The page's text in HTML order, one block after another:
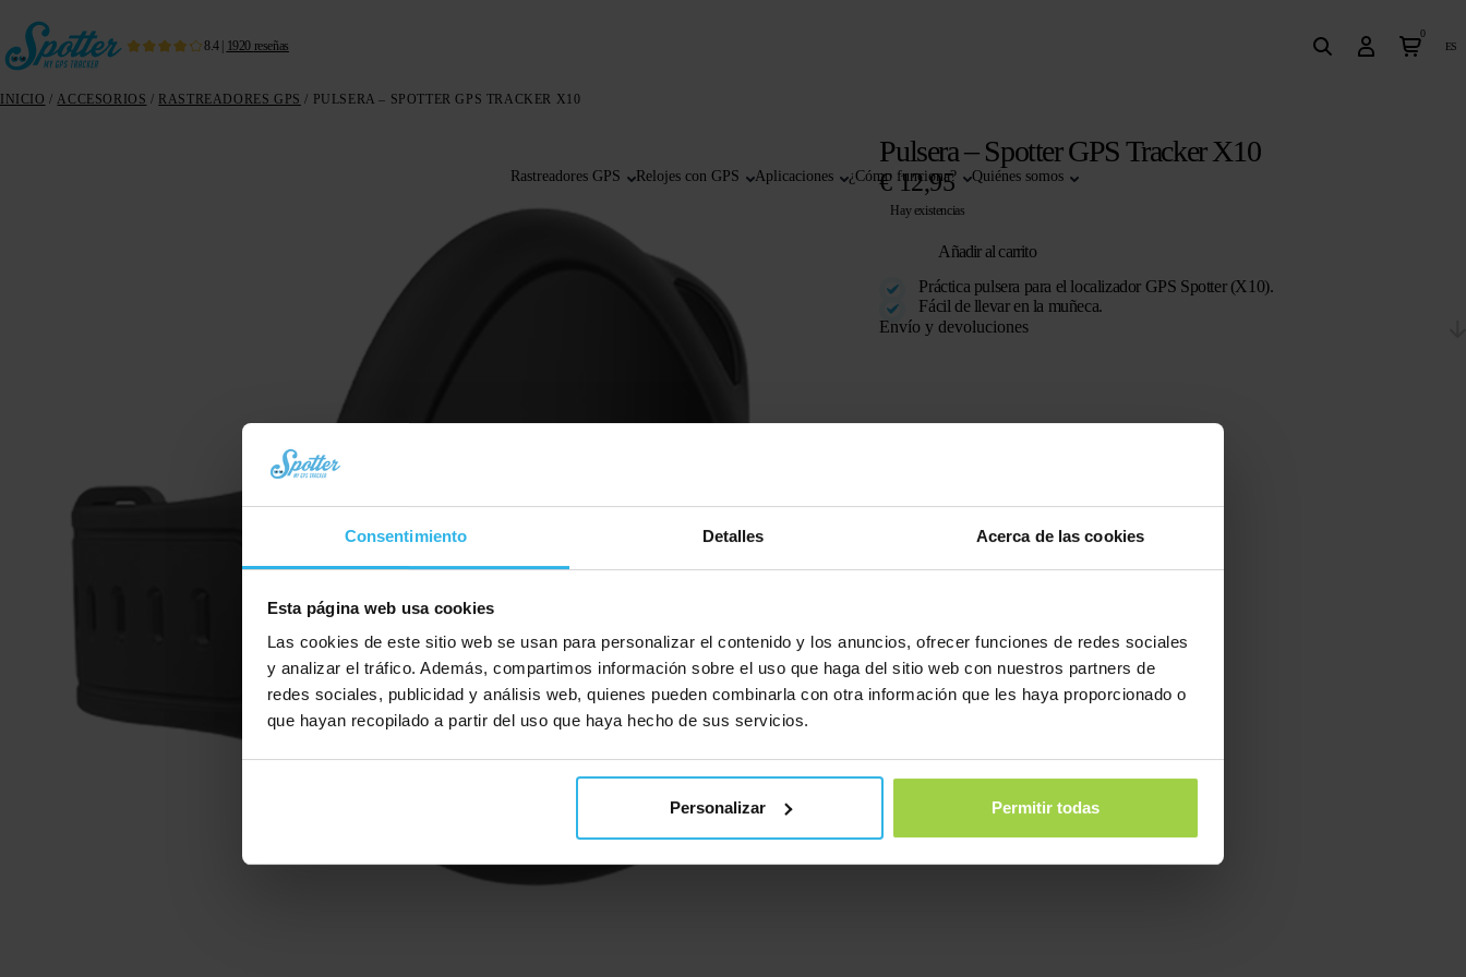
Consentimiento Detalles Acerca de las cookies
Esta página web usa cookies
Las cookies de este sitio web se usan para personalizar el contenido y los anuncios, ofrecer funciones de redes sociales
y analizar el tráfico. Además, compartimos información sobre el uso que haga del sitio web con nuestros partners de
redes sociales, publicidad y análisis web, quienes pueden combinarla con otra información que les haya proporcionado o
que hayan recopilado a partir del uso que haya hecho de sus servicios.
Personalizar Permitir todas
8.4| 1920 reseñas
Rastreadores GPS Relojes con GPS Aplicaciones ¿Cómo funciona? Quiénes somos
0
es
INICIO / ACCESORIOS / RASTREADORES GPS / PULSERA – SPOTTER GPS TRACKER X10
Pulsera – Spotter GPS Tracker X10
€12,95
Hay existencias
Añadir al carrito
Práctica pulsera para el localizador GPS Spotter (X10).
Fácil de llevar en la muñeca.
Envío y devoluciones